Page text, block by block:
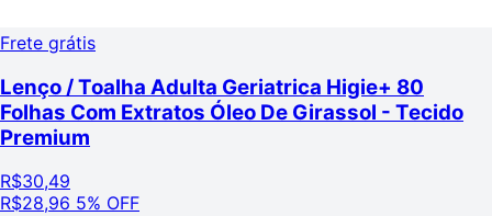
Frete grátis
Lenço / Toalha Adulta Geriatrica Higie+ 80
Folhas Com Extratos Óleo De Girassol - Tecido
Premium
R$30,49
R$28,96 5% OFF